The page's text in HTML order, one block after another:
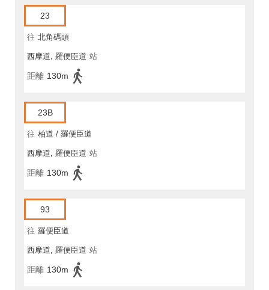
23
往 北角碼頭
西摩道, 羅便臣道 站
距離 130m
23B
往 柏道 / 羅便臣道
西摩道, 羅便臣道 站
距離 130m
93
往 羅便臣道
西摩道, 羅便臣道 站
距離 130m